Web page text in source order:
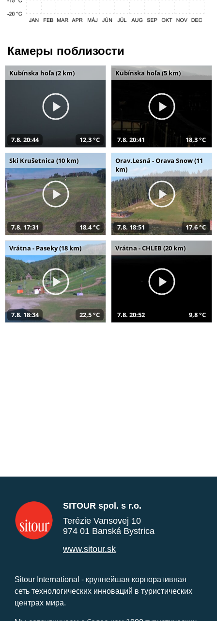
Камеры поблизости
Kubínska hoľa (2 km)
7.8. 20:44 12,3 °C
Kubínska hoľa (5 km)
7.8. 20:41 18,3 °C
Ski Krušetnica (10 km)
7.8. 17:31 18,4 °C
Orav.Lesná - Orava Snow (11
km)
7.8. 18:51 17,6 °C
Vrátna - Paseky (18 km)
7.8. 18:34 22,5 °C
Vrátna - CHLEB (20 km)
7.8. 20:52 9,8 °C
SITOUR spol. s r.o.
Terézie Vansovej 10
974 01 Banská Bystrica
www.sitour.sk
Sitour International - крупнейшая корпоративная
сеть технологических инноваций в туристических
центрах мира.